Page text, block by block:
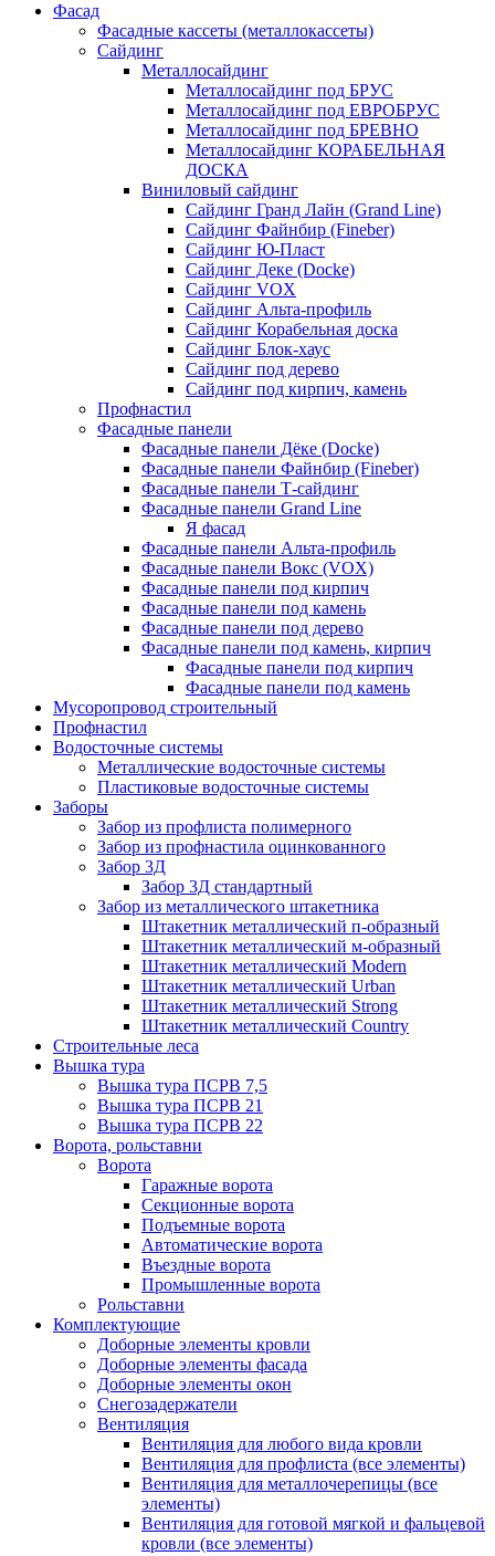
Фасад
Фасадные кассеты (металлокассеты)
Сайдинг
Металлосайдинг
Металлосайдинг под БРУС
Металлосайдинг под ЕВРОБРУС
Металлосайдинг под БРЕВНО
Металлосайдинг КОРАБЕЛЬНАЯ
ДОСКА
Виниловый сайдинг
Сайдинг Гранд Лайн (Grand Line)
Сайдинг Файнбир (Fineber)
Сайдинг Ю-Пласт
Сайдинг Деке (Docke)
Сайдинг VOX
Сайдинг Альта-профиль
Сайдинг Корабельная доска
Сайдинг Блок-хаус
Сайдинг под дерево
Сайдинг под кирпич, камень
Профнастил
Фасадные панели
Фасадные панели Дёке (Docke)
Фасадные панели Файнбир (Fineber)
Фасадные панели Т-сайдинг
Фасадные панели Grand Line
Я фасад
Фасадные панели Альта-профиль
Фасадные панели Вокс (VOX)
Фасадные панели под кирпич
Фасадные панели под камень
Фасадные панели под дерево
Фасадные панели под камень, кирпич
Фасадные панели под кирпич
Фасадные панели под камень
Мусоропровод строительный
Профнастил
Водосточные системы
Металлические водосточные системы
Пластиковые водосточные системы
Заборы
Забор из профлиста полимерного
Забор из профнастила оцинкованного
Забор 3Д
Забор 3Д стандартный
Забор из металлического штакетника
Штакетник металлический п-образный
Штакетник металлический м-образный
Штакетник металлический Мodern
Штакетник металлический Urban
Штакетник металлический Strong
Штакетник металлический Country
Строительные леса
Вышка тура
Вышка тура ПСРВ 7,5
Вышка тура ПСРВ 21
Вышка тура ПСРВ 22
Ворота, рольставни
Ворота
Гаражные ворота
Секционные ворота
Подъемные ворота
Автоматические ворота
Въездные ворота
Промышленные ворота
Рольставни
Комплектующие
Доборные элементы кровли
Доборные элементы фасада
Доборные элементы окон
Снегозадержатели
Вентиляция
Вентиляция для любого вида кровли
Вентиляция для профлиста (все элементы)
Вентиляция для металлочерепицы (все
элементы)
Вентиляция для готовой мягкой и фальцевой
кровли (все элементы)